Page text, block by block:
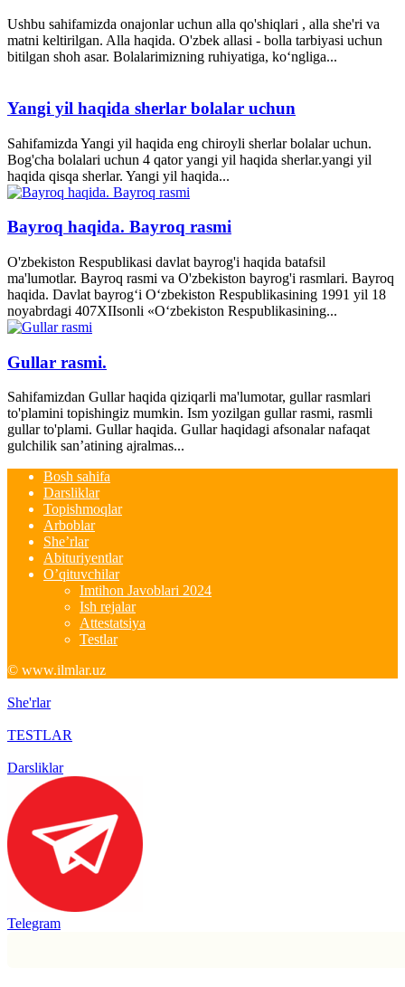
Ushbu sahifamizda onajonlar uchun alla qo'shiqlari , alla she'ri va
matni keltirilgan. Alla haqida. O'zbek allasi - bolla tarbiyasi uchun
bitilgan shoh asar. Bolalarimizning ruhiyatiga, ko‘ngliga...
Yangi yil haqida sherlar bolalar uchun
Sahifamizda Yangi yil haqida eng chiroyli sherlar bolalar uchun.
Bog'cha bolalari uchun 4 qator yangi yil haqida sherlar.yangi yil
haqida qisqa sherlar. Yangi yil haqida...
Bayroq haqida. Bayroq rasmi
O'zbekiston Respublikasi davlat bayrog'i haqida batafsil
ma'lumotlar. Bayroq rasmi va O'zbekiston bayrog'i rasmlari. Bayroq
haqida. Davlat bayrog‘i O‘zbekiston Respublikasining 1991 yil 18
noyabrdagi 407­XII­sonli «O‘zbekiston Respublikasining...
Gullar rasmi.
Sahifamizdan Gullar haqida qiziqarli ma'lumotar, gullar rasmlari
to'plamini topishingiz mumkin. Ism yozilgan gullar rasmi, rasmli
gullar to'plami. Gullar haqida. Gullar haqidagi afsonalar nafaqat
gulchilik san’atining ajralmas...
Bosh sahifa
Darsliklar
Topishmoqlar
Arboblar
She’rlar
Abituriyentlar
O’qituvchilar
Imtihon Javoblari 2024
Ish rejalar
Attestatsiya
Testlar
© www.ilmlar.uz
She'rlar
TESTLAR
Darsliklar
Telegram